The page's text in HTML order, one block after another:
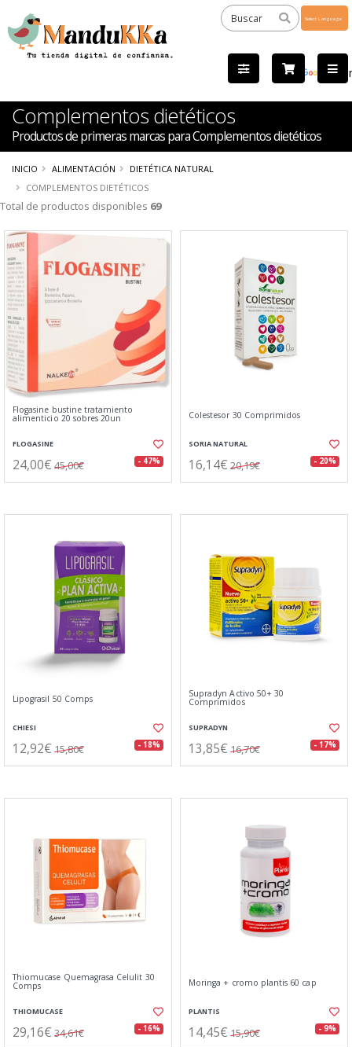
by
Complementos dietéticos
Productos de primeras marcas para Complementos dietéticos
INICIO ALIMENTACIÓN
DIETÉTICA NATURAL
COMPLEMENTOS DIETÉTICOS
Total de productos disponibles 69
Flogasine bustine tratamiento
alimenticio 20 sobres 20un
FLOGASINE
24,00€ 45,00€ - 47%
Colestesor 30 Comprimidos
SORIA NATURAL
16,14€ 20,19€ - 20%
Lipograsil 50 Comps
CHIESI
12,92€ 15,80€ - 18%
Supradyn Activo 50+ 30
Comprimidos
SUPRADYN
13,85€ 16,70€ - 17%
Thiomucase Quemagrasa Celulit 30
Comps
THIOMUCASE
29,16€ 34,61€ - 16%
Moringa + cromo plantis 60 cap
PLANTIS
14,45€ 15,90€ - 9%